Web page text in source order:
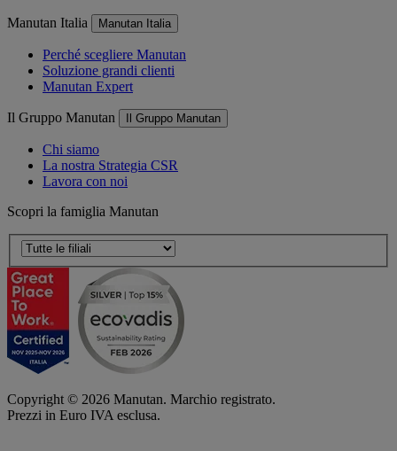
Manutan Italia Manutan Italia
Perché scegliere Manutan
Soluzione grandi clienti
Manutan Expert
Il Gruppo Manutan Il Gruppo Manutan
Chi siamo
La nostra Strategia CSR
Lavora con noi
Scopri la famiglia Manutan
Copyright © 2026 Manutan. Marchio registrato.
Prezzi in Euro IVA esclusa.